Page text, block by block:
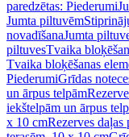
paredzētas: Piederumi
Jumta piltuvēm
novadīšanaJumta
piltuvesTvaika
Tvaika bloķēšanas
PiederumiGrīdas
un ārpus telpām
iekštelpām un ārpus
x 10 cmRezerves daļas